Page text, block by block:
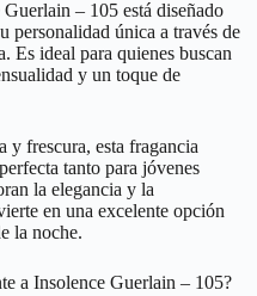
– 105 está diseñado
personalidad única a través de
Es ideal para quienes buscan
y un toque de
y frescura, esta fragancia
tanto para jóvenes
la elegancia y la
en una excelente opción
la noche.
a Insolence Guerlain – 105?